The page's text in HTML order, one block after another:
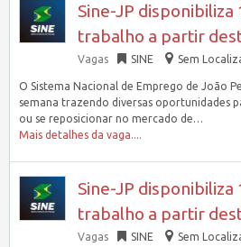
Sine-JP disponibiliza
trabalho a partir
Vagas SINE Sem
O Sistema Nacional de Emprego de João
semana trazendo diversas oportunidades
ou se reposicionar no mercado de…
Mais detalhes da vaga....
Sine-JP disponibiliza
trabalho a partir
Vagas SINE Sem